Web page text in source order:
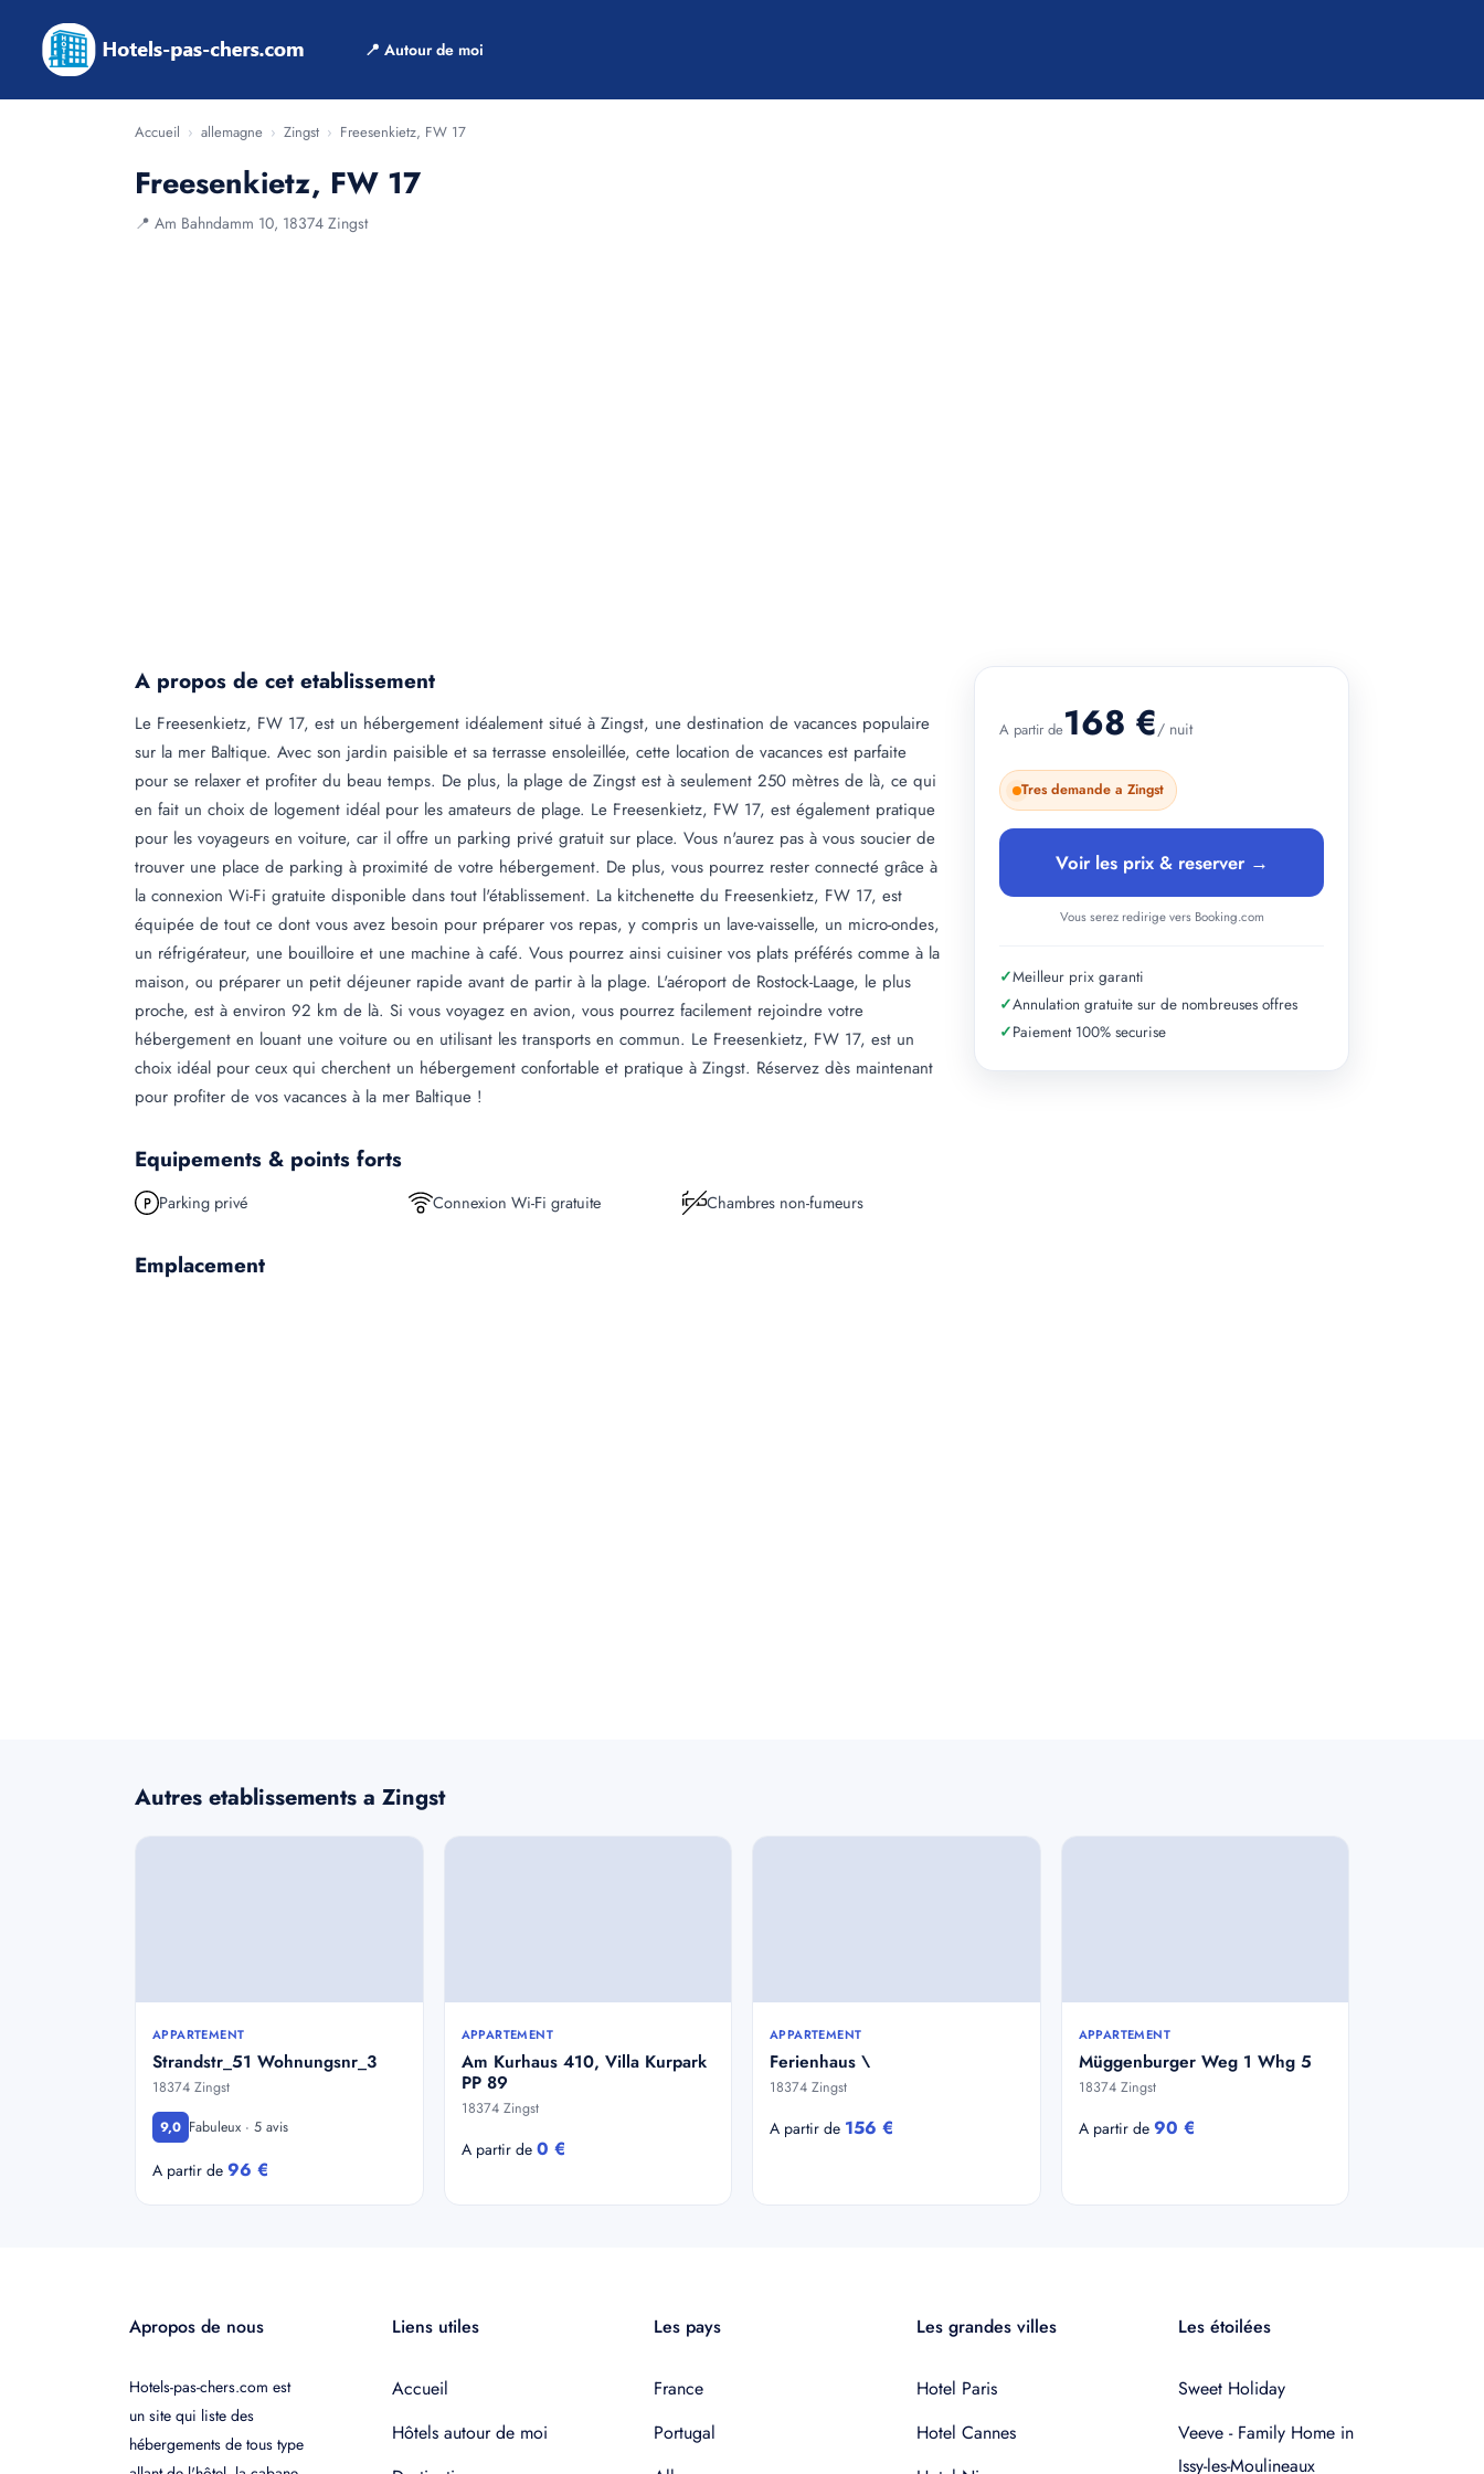
📍 Autour de moi
Accueil › allemagne › Zingst › Freesenkietz, FW 17
Freesenkietz, FW 17
📍 Am Bahndamm 10, 18374 Zingst
A propos de cet etablissement
Le Freesenkietz, FW 17, est un hébergement idéalement situé à Zingst, une destination de vacances populaire
sur la mer Baltique. Avec son jardin paisible et sa terrasse ensoleillée, cette location de vacances est parfaite
pour se relaxer et profiter du beau temps. De plus, la plage de Zingst est à seulement 250 mètres de là, ce qui
en fait un choix de logement idéal pour les amateurs de plage. Le Freesenkietz, FW 17, est également pratique
pour les voyageurs en voiture, car il offre un parking privé gratuit sur place. Vous n'aurez pas à vous soucier de
trouver une place de parking à proximité de votre hébergement. De plus, vous pourrez rester connecté grâce à
la connexion Wi-Fi gratuite disponible dans tout l'établissement. La kitchenette du Freesenkietz, FW 17, est
équipée de tout ce dont vous avez besoin pour préparer vos repas, y compris un lave-vaisselle, un micro-ondes,
un réfrigérateur, une bouilloire et une machine à café. Vous pourrez ainsi cuisiner vos plats préférés comme à la
maison, ou préparer un petit déjeuner rapide avant de partir à la plage. L'aéroport de Rostock-Laage, le plus
proche, est à environ 92 km de là. Si vous voyagez en avion, vous pourrez facilement rejoindre votre
hébergement en louant une voiture ou en utilisant les transports en commun. Le Freesenkietz, FW 17, est un
choix idéal pour ceux qui cherchent un hébergement confortable et pratique à Zingst. Réservez dès maintenant
pour profiter de vos vacances à la mer Baltique !
Equipements & points forts
Parking privé Connexion Wi-Fi gratuite Chambres non-fumeurs
Emplacement
A partir de168 €/ nuit
Tres demande a Zingst
Voir les prix & reserver →
Vous serez redirige vers Booking.com
✓Meilleur prix garanti
✓Annulation gratuite sur de nombreuses offres
✓Paiement 100% securise
Autres etablissements a Zingst
APPARTEMENT
Strandstr_51 Wohnungsnr_3
18374 Zingst
9,0 Fabuleux · 5 avis
A partir de 96 €
APPARTEMENT
Am Kurhaus 410, Villa Kurpark
PP 89
18374 Zingst
A partir de 0 €
APPARTEMENT
Ferienhaus \
18374 Zingst
A partir de 156 €
APPARTEMENT
Müggenburger Weg 1 Whg 5
18374 Zingst
A partir de 90 €
Apropos de nous
Hotels-pas-chers.com est
un site qui liste des
hébergements de tous type
Liens utiles
Accueil
Hôtels autour de moi
Les pays
France
Portugal
Les grandes villes
Hotel Paris
Hotel Cannes
Les étoilées
Sweet Holiday
Veeve - Family Home in
Issy-les-Moulineaux